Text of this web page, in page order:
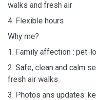
walks and fresh air
4. Flexible hours
Why me?
1. Family affection : pet-
2. Safe, clean and calm
fresh air walks
3. Photos ans updates: